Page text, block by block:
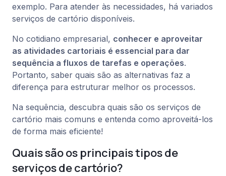
exemplo. Para atender às necessidades, há variados
serviços de cartório disponíveis.
No cotidiano empresarial, conhecer e aproveitar
as atividades cartoriais é essencial para dar
sequência a fluxos de tarefas e operações.
Portanto, saber quais são as alternativas faz a
diferença para estruturar melhor os processos.
Na sequência, descubra quais são os serviços de
cartório mais comuns e entenda como aproveitá-los
de forma mais eficiente!
Quais são os principais tipos de
serviços de cartório?